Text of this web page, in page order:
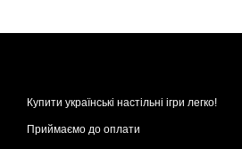
Купити українські настільні ігри легко!
Приймаємо до оплати